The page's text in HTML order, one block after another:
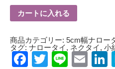
カートに入れる
商品カテゴリー: 5cm幅ナロー
タグ: ナロータイ, ネクタイ, 小
Facebook
Twitter
Line